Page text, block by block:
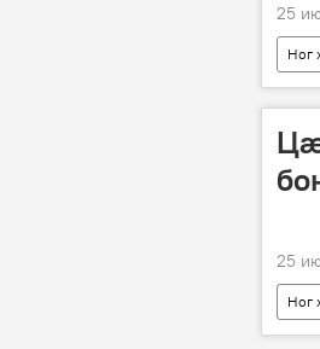
25
Ног
25
Ног